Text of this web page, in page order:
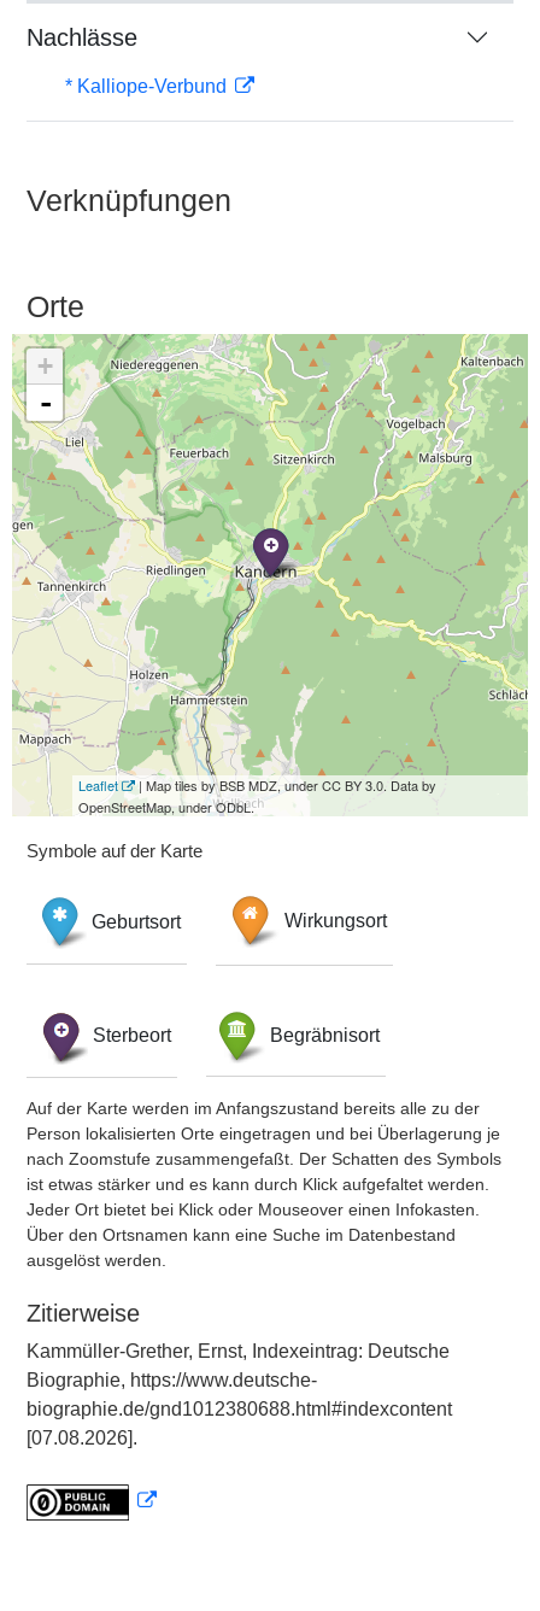
Nachlässe
* Kalliope-Verbund
Verknüpfungen
Orte
+
-
Leaflet
| Map tiles by BSB MDZ, under CC BY 3.0. Data by
OpenStreetMap, under ODbL.
Symbole auf der Karte
Geburtsort Wirkungsort
Sterbeort Begräbnisort
Auf der Karte werden im Anfangszustand bereits alle zu der
Person lokalisierten Orte eingetragen und bei Überlagerung je
nach Zoomstufe zusammengefaßt. Der Schatten des Symbols
ist etwas stärker und es kann durch Klick aufgefaltet werden.
Jeder Ort bietet bei Klick oder Mouseover einen Infokasten.
Über den Ortsnamen kann eine Suche im Datenbestand
ausgelöst werden.
Zitierweise
Kammüller-Grether, Ernst, Indexeintrag: Deutsche
Biographie, https://www.deutsche-
biographie.de/gnd1012380688.html#indexcontent
[07.08.2026].